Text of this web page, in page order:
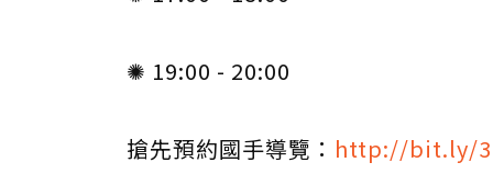
✺ 19:00 - 20:00
搶先預約國手導覽： http://bit.ly/